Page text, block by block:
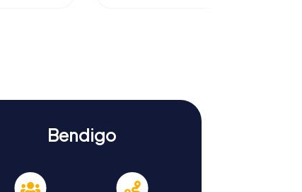
Bendigo